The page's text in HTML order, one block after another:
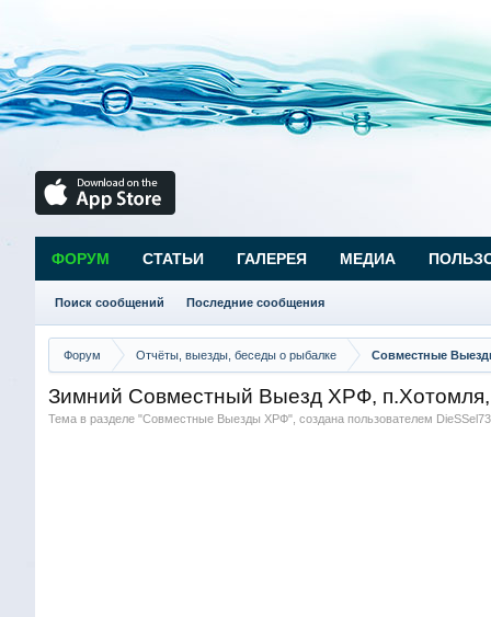
Форум Отчёты, выезды, беседы о рыбалке Совместные
Зимний Совместный Выезд ХРФ, п.Хотомля,
Тема в разделе "Совместные Выезды ХРФ", создана пользователем DieSSel73,
ФОРУМ
Поиск сообщений Последние сообщения
СТАТЬИ ГАЛЕРЕЯ МЕДИА